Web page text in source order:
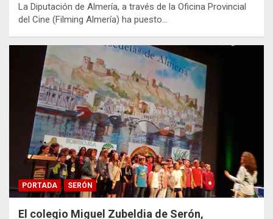
La Diputación de Almería, a través de la Oficina Provincial
del Cine (Filming Almería) ha puesto…
PORTADA SERÓN
El colegio Miguel Zubeldia de Serón,